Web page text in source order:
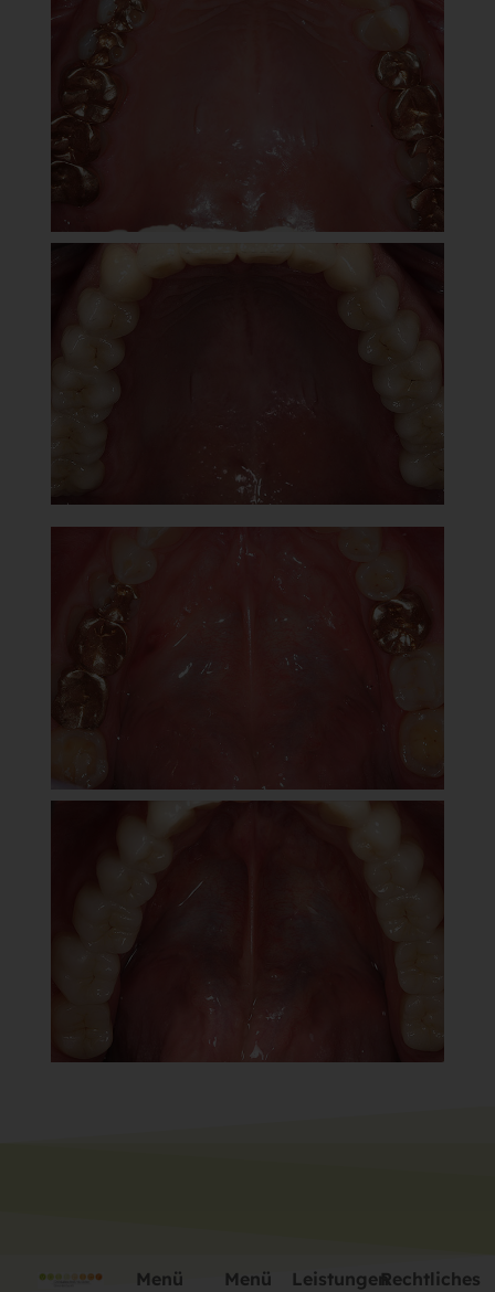
Menü
Menü
LeistungenRechtliches